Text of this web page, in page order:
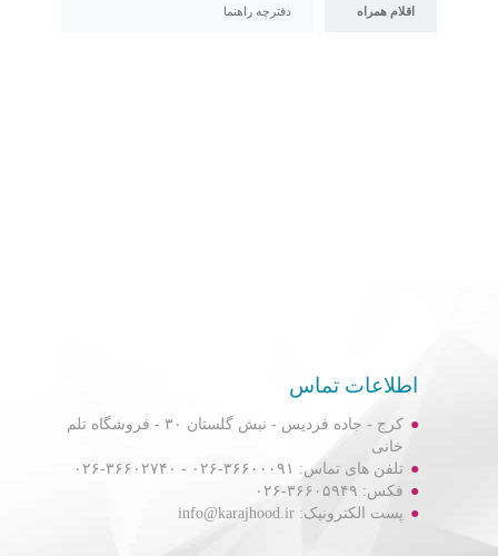
اقلام همراه دفترچه راهنما
اطلاعات تماس
کرج - جاده فردیس - نبش گلستان ۳۰ - فروشگاه تلم
خانی
تلفن های تماس: ۳۶۶۰۰۰۹۱-۰۲۶ - ۳۶۶۰۲۷۴۰-۰۲۶
فکس: ۳۶۶۰۵۹۴۹-۰۲۶
پست الکترونیک: info@karajhood.ir